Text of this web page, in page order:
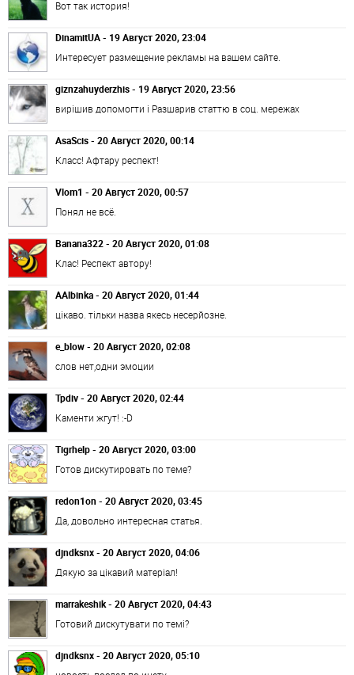
Вот так история!
DinamitUA - 19 Август 2020, 23:04
Интересует размещение рекламы на вашем сайте.
giznzahuyderzhis - 19 Август 2020, 23:56
вирішив допомогти і Разшарив статтю в соц. мережах
AsaScis - 20 Август 2020, 00:14
Класс! Афтару респект!
Vlom1 - 20 Август 2020, 00:57
Понял не всё.
Banana322 - 20 Август 2020, 01:08
Клас! Респект автору!
AAlbinka - 20 Август 2020, 01:44
цікаво. тільки назва якесь несерйозне.
e_blow - 20 Август 2020, 02:08
слов нет,одни эмоции
Tpdiv - 20 Август 2020, 02:44
Каменти жгут! :-D
Tigrhelp - 20 Август 2020, 03:00
Готов дискутировать по теме?
redon1on - 20 Август 2020, 03:45
Да, довольно интересная статья.
djndksnx - 20 Август 2020, 04:06
Дякую за цікавий матеріал!
marrakeshik - 20 Август 2020, 04:43
Готовий дискутувати по темі?
djndksnx - 20 Август 2020, 05:10